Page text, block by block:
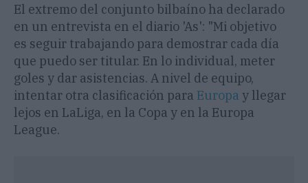
El extremo del conjunto bilbaíno ha declarado
en un entrevista en el diario 'As': "Mi objetivo
es seguir trabajando para demostrar cada día
que puedo ser titular. En lo individual, meter
goles y dar asistencias. A nivel de equipo,
intentar otra clasificación para Europa y llegar
lejos en LaLiga, en la Copa y en la Europa
League.